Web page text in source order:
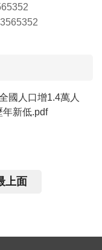
國人口增1.4萬人
年新低.pdf
上面